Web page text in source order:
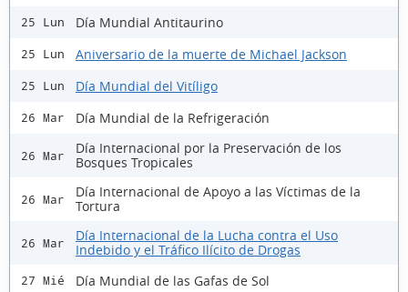
25 Lun Día Mundial Antitaurino
25 Lun Aniversario de la muerte de Michael Jackson
25 Lun Día Mundial del Vitíligo
26 Mar Día Mundial de la Refrigeración
26 Mar
Día Internacional por la Preservación de los
Bosques Tropicales
26 Mar
Día Internacional de Apoyo a las Víctimas de la
Tortura
26 Mar
Día Internacional de la Lucha contra el Uso
Indebido y el Tráfico Ilícito de Drogas
27 Mié Día Mundial de las Gafas de Sol